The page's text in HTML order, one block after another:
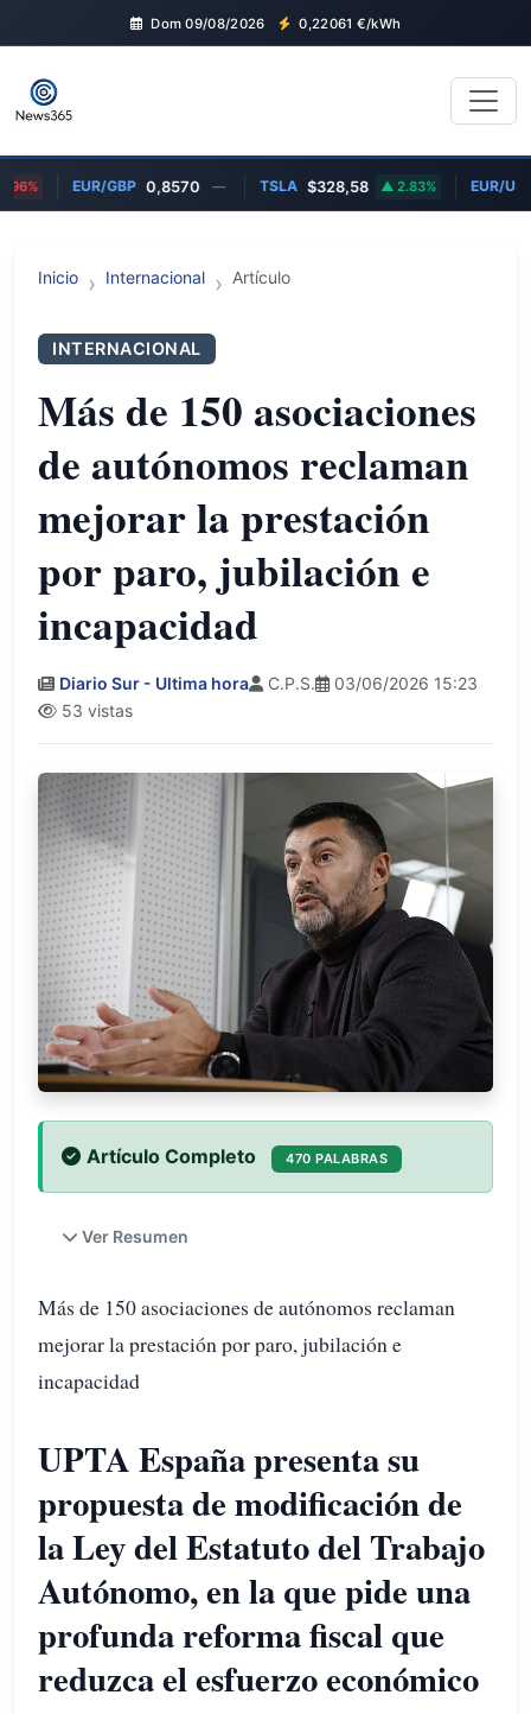
Dom 09/08/2026 0,22061 €/kWh
EUR/GBP 0,8570 — TSLA $328,58 2.83% EUR/USD
Inicio Internacional Artículo
INTERNACIONAL
Más de 150 asociaciones
de autónomos reclaman
mejorar la prestación
por paro, jubilación e
incapacidad
Diario Sur - Ultima hora C.P.S.
03/06/2026 15:23
53 vistas
Artículo Completo 470 PALABRAS
Ver Resumen
Más de 150 asociaciones de autónomos reclaman
mejorar la prestación por paro, jubilación e
incapacidad
UPTA España presenta su
propuesta de modificación de
la Ley del Estatuto del Trabajo
Autónomo, en la que pide una
profunda reforma fiscal que
reduzca el esfuerzo económico